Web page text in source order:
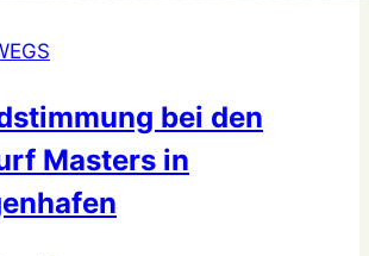
bei den
Masters in